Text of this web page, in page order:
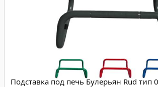
Подставка под печь Булерьян Rud тип